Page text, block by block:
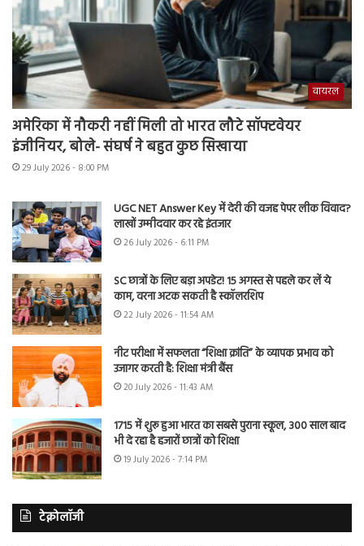
वायरल
अमेरिका में नौकरी नहीं मिली तो भारत लौटे सॉफ्टवेयर
इंजीनियर, बोले- संघर्ष ने बहुत कुछ सिखाया
29 July 2026 - 8:00 PM
UGC NET Answer Key में देरी की वजह पेपर लीक विवाद?
लाखों उम्मीदवार कर रहे इंतजार
26 July 2026 - 6:11 PM
SC छात्रों के लिए बड़ा अपडेट! 15 अगस्त से पहले कर लें ये
काम, वरना अटक सकती है स्कॉलरशिप
22 July 2026 - 11:54 AM
नीट परीक्षा में सफलता “शिक्षा क्रांति” के व्यापक प्रभाव को
उजागर करती है: शिक्षा मंत्री बैंस
20 July 2026 - 11:43 AM
1715 में शुरू हुआ भारत का सबसे पुराना स्कूल, 300 साल बाद
भी दे रहा है हजारों छात्रों को शिक्षा
19 July 2026 - 7:14 PM
टेक्नोलॉजी